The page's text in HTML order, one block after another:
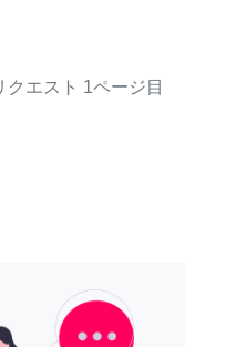
クエスト 1ページ目